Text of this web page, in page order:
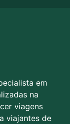
em
na
viagens
viajantes de